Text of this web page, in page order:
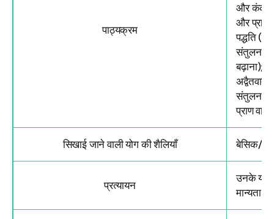
पाठ्यक्रम
और कंकाल
और
पद्धति
संतुलन
बढ़ाना);
संतुलन और
प्राण
सिखाई जाने वाली योग की शैलियाँ बेसिक/हठ
प्रत्यायन
उनके
मान्यता